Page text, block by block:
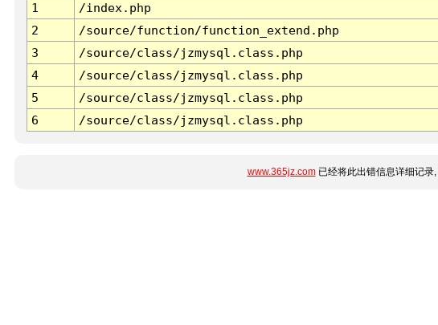
1
/index.php
2
/source/function/function_extend.php
3
/source/class/jzmysql.class.php
4
/source/class/jzmysql.class.php
5
/source/class/jzmysql.class.php
6
/source/class/jzmysql.class.php
www.365jz.com已经将此出错信息详细记录